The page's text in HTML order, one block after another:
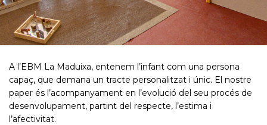
A l’EBM La Maduixa, entenem l’infant com una persona
capaç, que demana un tracte personalitzat i únic. El nostre
paper és l’acompanyament en l’evolució del seu procés de
desenvolupament, partint del respecte, l’estima i
l’afectivitat.